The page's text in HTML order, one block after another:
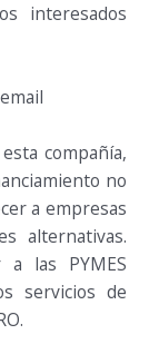
interesados
compañía,
no
a empresas
alternativas.
a las PYMES
servicios de